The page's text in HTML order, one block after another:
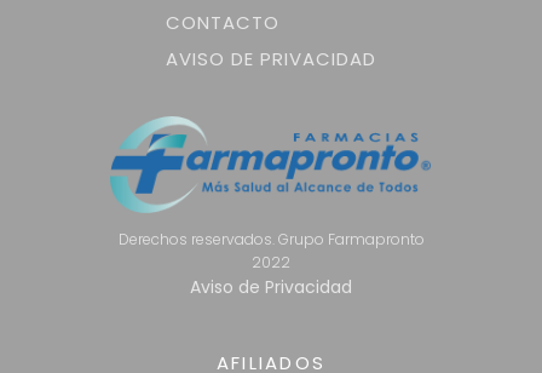
CONTACTO
AVISO DE PRIVACIDAD
Derechos reservados. Grupo Farmapronto
2022
Aviso de Privacidad
AFILIADOS